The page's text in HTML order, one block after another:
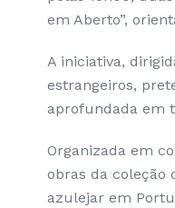
em Aberto”,
A iniciativa,
estrangeiros,
aprofundada em
Organizada em
obras da coleção
azulejar em